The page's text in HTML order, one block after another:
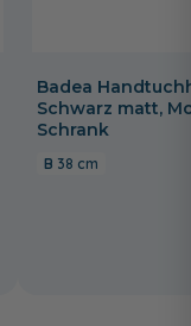
Badea
Schwarz matt,
Schrank
38 cm